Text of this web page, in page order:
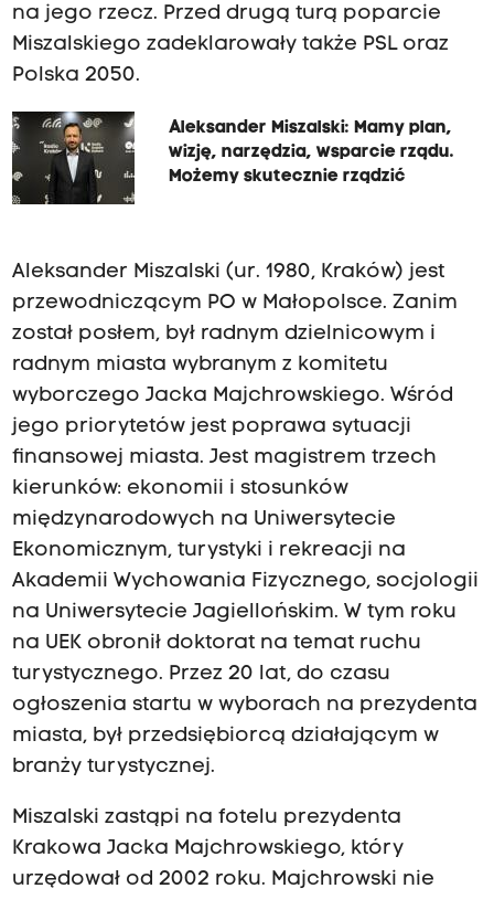
na jego rzecz. Przed drugą turą poparcie
Miszalskiego zadeklarowały także PSL oraz
Polska 2050.
Aleksander Miszalski: Mamy plan,
wizję, narzędzia, wsparcie rządu.
Możemy skutecznie rządzić
Aleksander Miszalski (ur. 1980, Kraków) jest
przewodniczącym PO w Małopolsce. Zanim
został posłem, był radnym dzielnicowym i
radnym miasta wybranym z komitetu
wyborczego Jacka Majchrowskiego. Wśród
jego priorytetów jest poprawa sytuacji
finansowej miasta. Jest magistrem trzech
kierunków: ekonomii i stosunków
międzynarodowych na Uniwersytecie
Ekonomicznym, turystyki i rekreacji na
Akademii Wychowania Fizycznego, socjologii
na Uniwersytecie Jagiellońskim. W tym roku
na UEK obronił doktorat na temat ruchu
turystycznego. Przez 20 lat, do czasu
ogłoszenia startu w wyborach na prezydenta
miasta, był przedsiębiorcą działającym w
branży turystycznej.
Miszalski zastąpi na fotelu prezydenta
Krakowa Jacka Majchrowskiego, który
urzędował od 2002 roku. Majchrowski nie